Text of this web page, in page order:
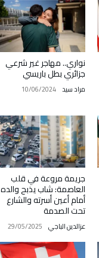
نواري.. مهاجر غير شرعي
جزائري بطل باريسي
مراد سيد 10/06/2024
جريمة مروعة في قلب
العاصمة: شاب يذبح والده
أمام أعين أسرته والشارع
تحت الصدمة
عزالدين الباجي 29/05/2025